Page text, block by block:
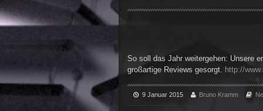
So soll das Jahr weitergehen: Unsere
großartige Reviews gesorgt. http://
9 Januar 2015 Bruno Kramm